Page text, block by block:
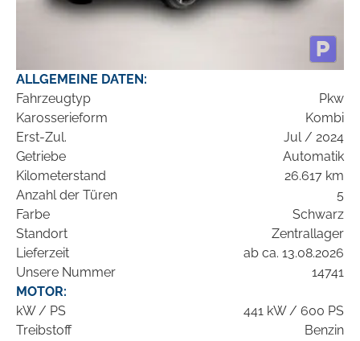
ALLGEMEINE DATEN:
Fahrzeugtyp
Pkw
Karosserieform
Kombi
Erst-Zul.
Jul / 2024
Getriebe
Automatik
Kilometerstand
26.617 km
Anzahl der Türen
5
Farbe
Schwarz
Standort
Zentrallager
Lieferzeit
ab ca. 13.08.2026
Unsere Nummer
14741
MOTOR:
kW / PS
441 kW / 600 PS
Treibstoff
Benzin